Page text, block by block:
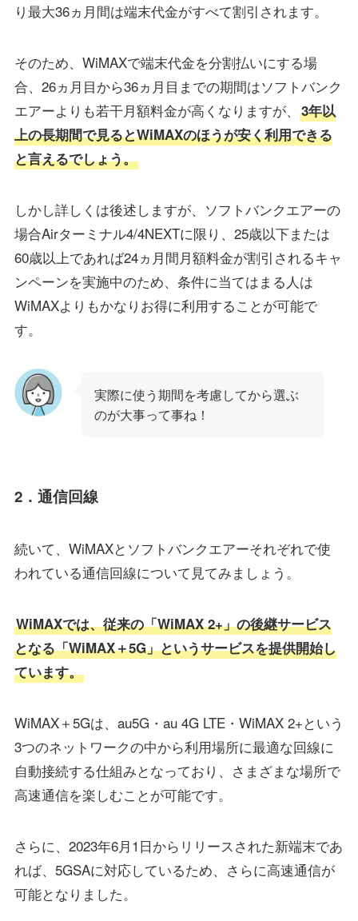
り最大36ヵ月間は端末代金がすべて割引されます。
そのため、WiMAXで端末代金を分割払いにする場
合、26ヵ月目から36ヵ月目までの期間はソフトバンク
エアーよりも若干月額料金が高くなりますが、
3年以
上の長期間で見るとWiMAXのほうが安く利用できる
と言えるでしょう。
しかし詳しくは後述しますが、ソフトバンクエアーの
場合Airターミナル4/4NEXTに限り、25歳以下または
60歳以上であれば24ヵ月間月額料金が割引されるキャ
ンペーンを実施中のため、条件に当てはまる人は
WiMAXよりもかなりお得に利用することが可能で
す。
実際に使う期間を考慮してから選ぶ
のが大事って事ね！
2．通信回線
続いて、WiMAXとソフトバンクエアーそれぞれで使
われている通信回線について見てみましょう。
WiMAXでは、従来の「WiMAX 2+」の後継サービス
となる「WiMAX＋5G」というサービスを提供開始し
ています。
WiMAX＋5Gは、au5G・au 4G LTE・WiMAX 2+という
3つのネットワークの中から利用場所に最適な回線に
自動接続する仕組みとなっており、さまざまな場所で
高速通信を楽しむことが可能です。
さらに、2023年6月1日からリリースされた新端末であ
れば、5GSAに対応しているため、さらに高速通信が
可能となりました。